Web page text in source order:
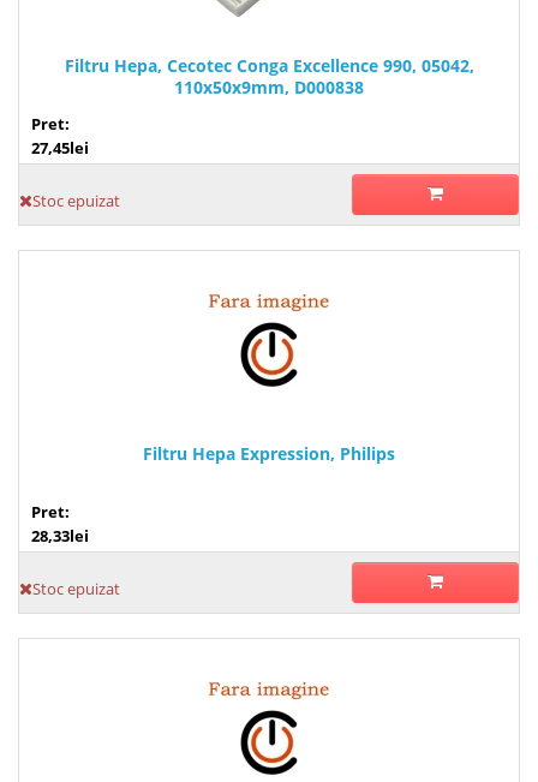
Filtru Hepa, Cecotec Conga Excellence 990, 05042,
110x50x9mm, D000838
Pret:
27,45lei
Stoc epuizat
Filtru Hepa Expression, Philips
Pret:
28,33lei
Stoc epuizat